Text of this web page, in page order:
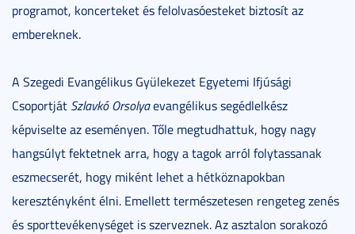
programot, koncerteket és felolvasóesteket biztosít az
embereknek.
A Szegedi Evangélikus Gyülekezet Egyetemi Ifjúsági
Csoportját Szlavkó Orsolyaevangélikus segédlelkész
képviselte az eseményen. Tőle megtudhattuk, hogy nagy
hangsúlyt fektetnek arra, hogy a tagok arról folytassanak
eszmecserét, hogy miként lehet a hétköznapokban
keresztényként élni. Emellett természetesen rengeteg zenés
és sporttevékenységet is szerveznek. Az asztalon sorakozó